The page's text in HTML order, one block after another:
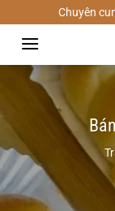
đến
dung
Chuyên